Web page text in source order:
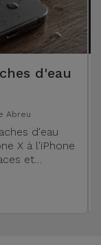
d'eau
Abreu
d'eau
X à l'iPhone
et